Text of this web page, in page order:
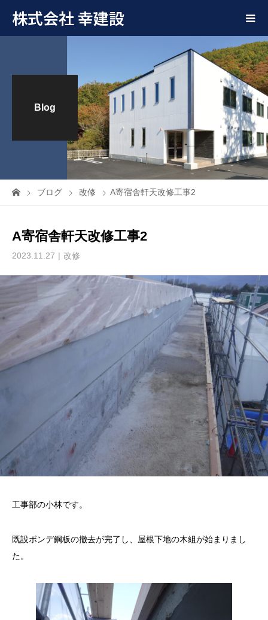
株式会社 幸建設
Blog
ブログ 改修 A寄宿舎軒天改修工事2
A寄宿舎軒天改修工事2
2023.11.27 改修
工事部の小林です。
既設ボンデ鋼板の撤去が完了し、屋根下地の木組が始まりまし
た。